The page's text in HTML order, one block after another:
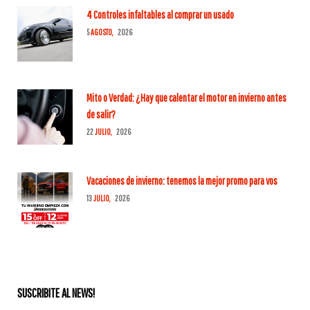
4 Controles infaltables al comprar un usado
5AGOSTO, 2026
Mito o Verdad: ¿Hay que calentar el motor en invierno antes
de salir?
22JULIO, 2026
Vacaciones de invierno: tenemos la mejor promo para vos
13JULIO, 2026
SUSCRIBITE AL NEWS!